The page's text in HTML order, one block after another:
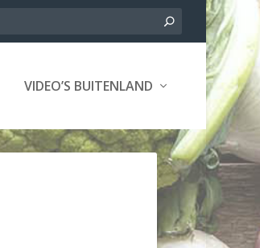
VIDEO’S BUITENLAND